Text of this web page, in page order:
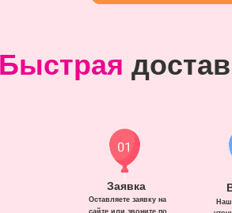
Заявка
Оставляете заявку на
сайте или звоните по